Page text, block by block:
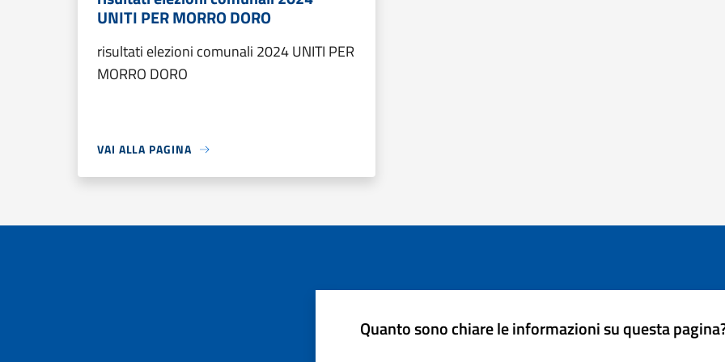
UNITI PER MORRO DORO
risultati elezioni comunali 2024 UNITI PER
MORRO DORO
VAI ALLA PAGINA
Quanto sono chiare le informazioni su questa